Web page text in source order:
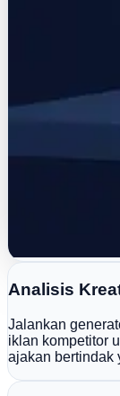
Analisis
Jalankan
iklan kompetitor
ajakan bertindak